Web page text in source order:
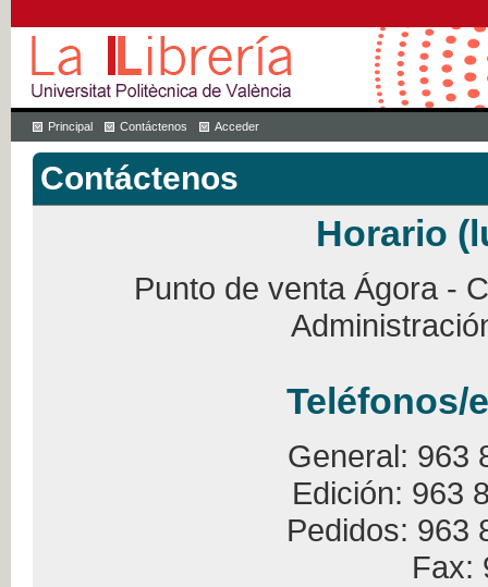
Principal Contáctenos Acceder
Contáctenos
Horario
Punto de venta Ágora -
Teléfonos/
General: 963
Edición: 963
Pedidos: 963
Fax: